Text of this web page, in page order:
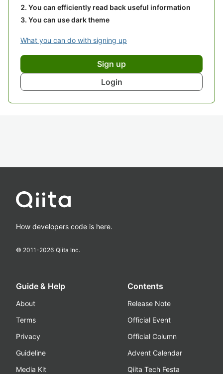
You can efficiently read back useful information
You can use dark theme
What you can do with signing up
Sign up
Login
How developers code is here.
© 2011-2026 Qiita Inc.
Guide & Help
About
Terms
Privacy
Guideline
Media Kit
Contents
Release Note
Official Event
Official Column
Advent Calendar
Qiita Tech Festa